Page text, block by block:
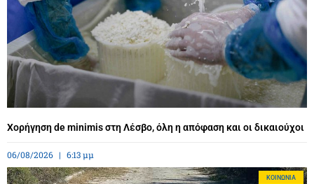
Χορήγηση de minimis στη Λέσβο, όλη η απόφαση και οι δικαιούχοι
06/08/2026 6:13 μμ
ΚΟΙΝΩΝΊΑ